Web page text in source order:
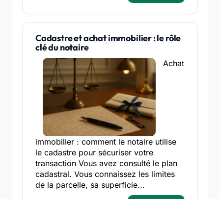
Cadastre et achat immobilier : le rôle
clé du notaire
Achat
immobilier : comment le notaire utilise
le cadastre pour sécuriser votre
transaction Vous avez consulté le plan
cadastral. Vous connaissez les limites
de la parcelle, sa superficie...